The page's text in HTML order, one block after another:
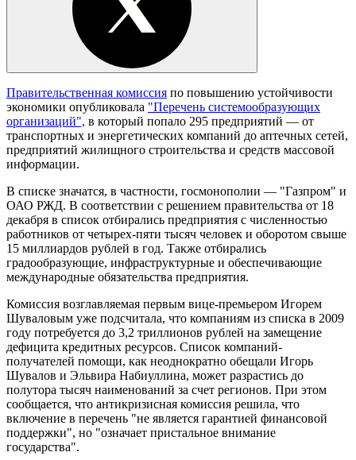
Правительственная комиссия по повышению устойчивости
экономики опубликовала "Перечень системообразующих
организаций", в который попало 295 предприятий — от
транспортных и энергетических компаний до аптечных сетей,
предприятий жилищного строительства и средств массовой
информации.
В списке значатся, в частности, госмонополии — "Газпром" и
ОАО РЖД. В соответствии с решением правительства от 18
декабря в список отбирались предприятия с численностью
работников от четырех-пяти тысяч человек и оборотом свыше
15 миллиардов рублей в год. Также отбирались
градообразующие, инфраструктурные и обеспечивающие
международные обязательства предприятия.
Комиссия возглавляемая первым вице-премьером Игорем
Шуваловым уже подсчитала, что компаниям из списка в 2009
году потребуется до 3,2 триллионов рублей на замещение
дефицита кредитных ресурсов. Список компаний-
получателей помощи, как неоднократно обещали Игорь
Шувалов и Эльвира Набиуллина, может разрастись до
полутора тысяч наименований за счет регионов. При этом
сообщается, что антикризисная комиссия решила, что
включение в перечень "не является гарантией финансовой
поддержки", но "означает пристальное внимание
государства".